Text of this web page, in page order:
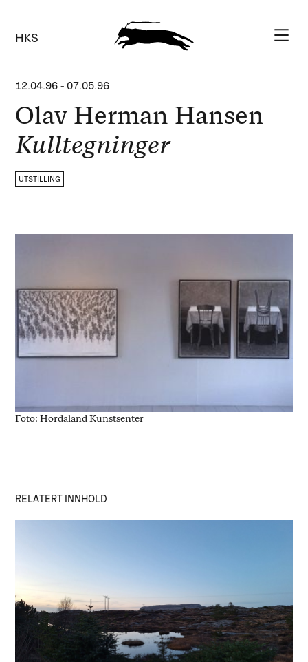
HKS
12.04.96 -07.05.96
Olav Herman Hansen
Kulltegninger
UTSTILLING
Foto: Hordaland Kunstsenter
RELATERT INNHOLD